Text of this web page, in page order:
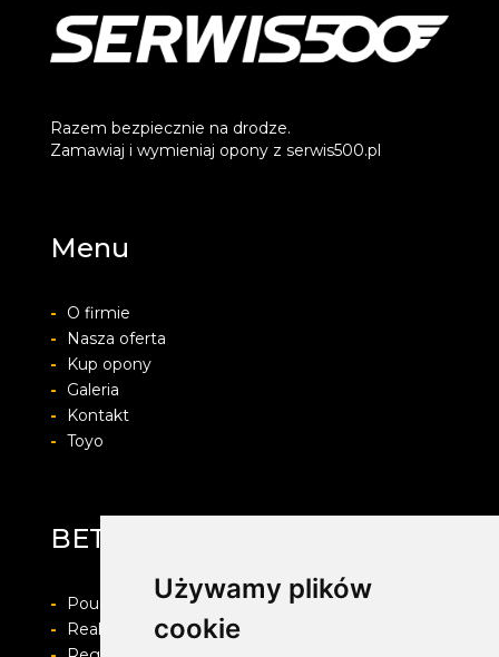
Używamy plików
cookie
Razem bezpiecznie na drodze.
Zamawiaj i wymieniaj opony z serwis500.pl
Menu
-
O firmie
-
Nasza oferta
-
Kup opony
-
Galeria
-
Kontakt
- Toyo
BET-POL
-
Pouczenie o prawie do odstapienia od umowy
-
Realizacja zamówienia i formy płatności